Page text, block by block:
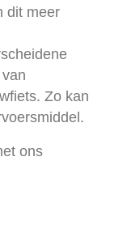
dit meer
Zo kan
ons